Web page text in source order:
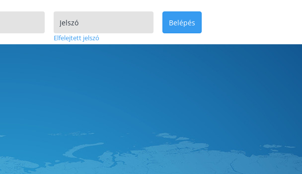
Elfelejtett jelszó
Belépés